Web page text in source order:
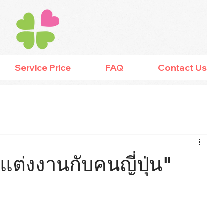
Service Price FAQ Contact Us
ต่งงานกับคนญี่ปุ่น"